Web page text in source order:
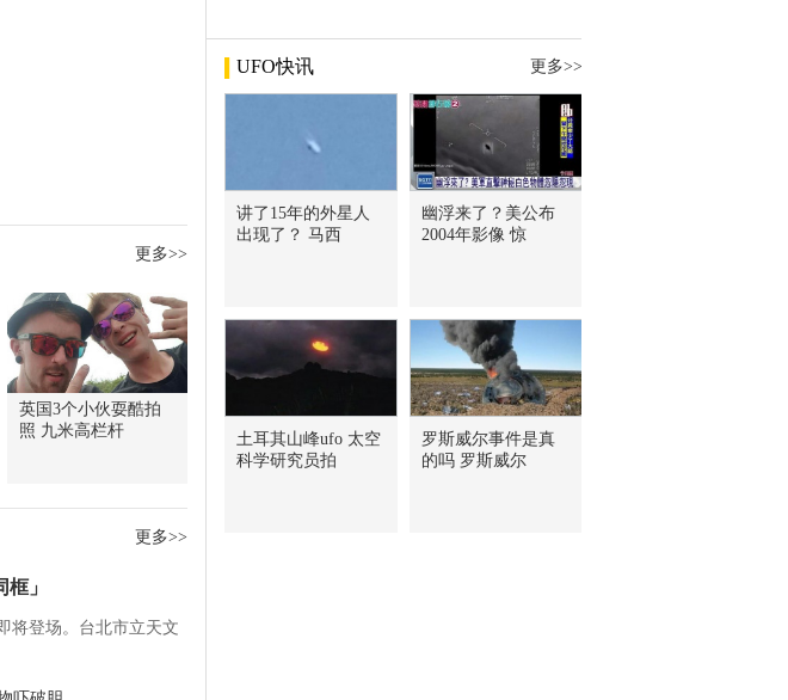
更多>>
英国3个小伙耍酷拍
照 九米高栏杆
更多>>
」
将登场。台北市立天文
UFO快讯 更多>>
讲了15年的外星人
出现了？ 马西
幽浮来了？美公布
2004年影像 惊
土耳其山峰ufo 太空
科学研究员拍
罗斯威尔事件是真
的吗 罗斯威尔